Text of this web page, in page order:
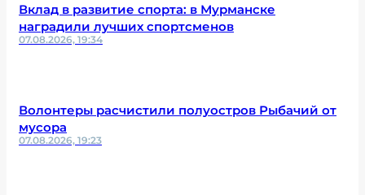
Вклад в развитие спорта: в Мурманске
наградили лучших спортсменов
07.08.2026, 19:34
Волонтеры расчистили полуостров Рыбачий от
мусора
07.08.2026, 19:23